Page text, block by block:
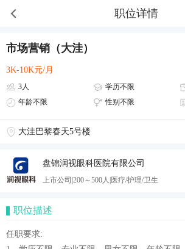
职位详情
市场营销（大洼）
3K-10K元/月
3人
学历不限
年龄不限
性别不限
大洼巴黎春天5号楼
盘锦润视眼科医院有限公司
上市公司|200～500人|医疗/护理/卫生
职位描述
任职要求: